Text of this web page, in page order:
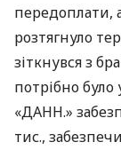
передоплати,
розтягнуло
зіткнувся з
потрібно
«ДАНН.»
тис.,